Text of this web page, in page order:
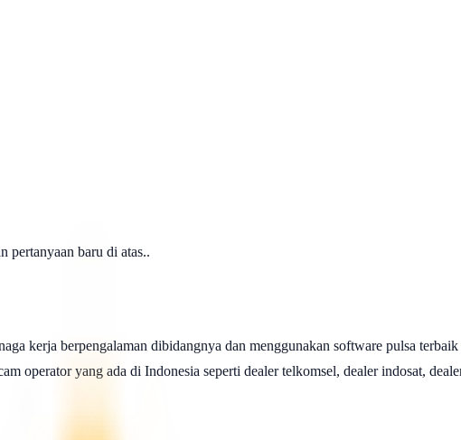
pertanyaan baru di atas..
kerja berpengalaman dibidangnya dan menggunakan software pulsa
operator yang ada di Indonesia seperti dealer telkomsel, dealer indosat,